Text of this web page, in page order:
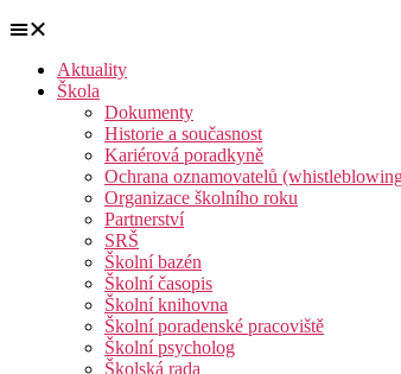
Aktuality
Škola
Dokumenty
Historie a současnost
Kariérová poradkyně
Ochrana oznamovatelů
Organizace školního roku
Partnerství
SRŠ
Školní bazén
Školní časopis
Školní knihovna
Školní poradenské pracoviště
Školní psycholog
Školská rada